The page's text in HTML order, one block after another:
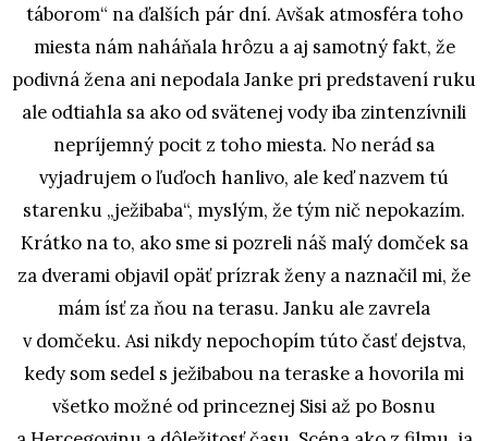
táborom“ na ďalších pár dní. Avšak atmosféra toho
miesta nám naháňala hrôzu a aj samotný fakt, že
podivná žena ani nepodala Janke pri predstavení ruku
ale odtiahla sa ako od svätenej vody iba zintenzívnili
nepríjemný pocit z toho miesta. No nerád sa
vyjadrujem o ľuďoch hanlivo, ale keď nazvem tú
starenku „ježibaba“, myslým, že tým nič nepokazím.
Krátko na to, ako sme si pozreli náš malý domček sa
za dverami objavil opäť prízrak ženy a naznačil mi, že
mám ísť za ňou na terasu. Janku ale zavrela
v domčeku. Asi nikdy nepochopím túto časť dejstva,
kedy som sedel s ježibabou na teraske a hovorila mi
všetko možné od princeznej Sisi až po Bosnu